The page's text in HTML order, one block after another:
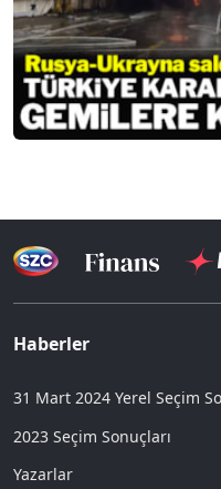
Haberler
31 Mart 2024 Yerel Seçim
2023 Seçim Sonuçları
Yazarlar